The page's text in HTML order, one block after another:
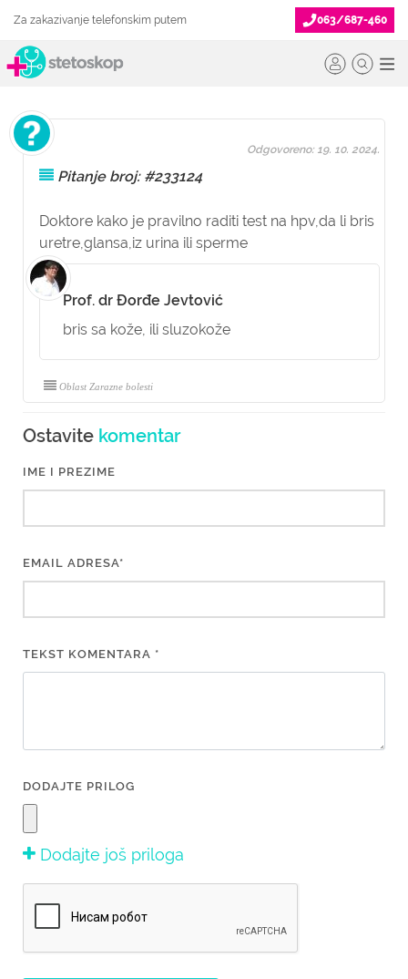
Za zakazivanje telefonskim putem 063/687-460
Pitanje broj: #233124
Doktore kako je pravilno raditi test na hpv,da li bris
uretre,glansa,iz urina ili sperme
Odgovoreno: 19. 10. 2024.
Prof. dr Đorđe Jevtović
bris sa kože, ili sluzokože
Oblast Zarazne bolesti
Ostavite komentar
IME I PREZIME
EMAIL ADRESA*
TEKST KOMENTARA *
DODAJTE PRILOG
Dodajte još priloga